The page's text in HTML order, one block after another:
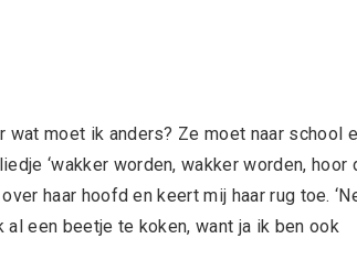
moet ik anders? Ze moet naar school
‘wakker worden, wakker worden, hoor
haar hoofd en keert mij haar rug toe.
al een beetje te koken, want ja ik ben ook